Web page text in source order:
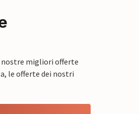
nostre migliori offerte
le offerte dei nostri